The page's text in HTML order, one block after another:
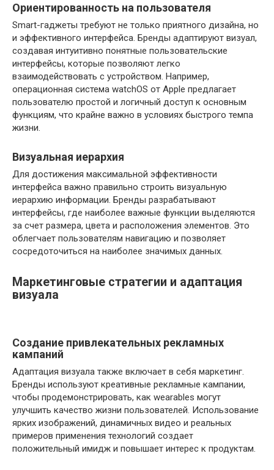
Ориентированность на пользователя
Smart-гаджеты требуют не только приятного дизайна, но
и эффективного интерфейса. Бренды адаптируют визуал,
создавая интуитивно понятные пользовательские
интерфейсы, которые позволяют легко
взаимодействовать с устройством. Например,
операционная система watchOS от Apple предлагает
пользователю простой и логичный доступ к основным
функциям, что крайне важно в условиях быстрого темпа
жизни.
Визуальная иерархия
Для достижения максимальной эффективности
интерфейса важно правильно строить визуальную
иерархию информации. Бренды разрабатывают
интерфейсы, где наиболее важные функции выделяются
за счет размера, цвета и расположения элементов. Это
облегчает пользователям навигацию и позволяет
сосредоточиться на наиболее значимых данных.
Маркетинговые стратегии и адаптация
визуала
Создание привлекательных рекламных
кампаний
Адаптация визуала также включает в себя маркетинг.
Бренды используют креативные рекламные кампании,
чтобы продемонстрировать, как wearables могут
улучшить качество жизни пользователей. Использование
ярких изображений, динамичных видео и реальных
примеров применения технологий создает
положительный имидж и повышает интерес к продуктам.